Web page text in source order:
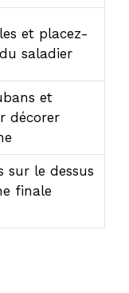
et placez-
saladier
et
décorer
sur le dessus
finale